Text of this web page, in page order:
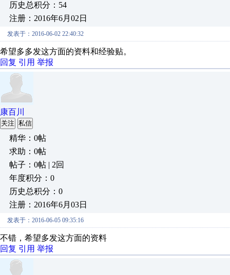
历史总积分：54
注册：2016年6月02日
发表于：2016-06-02 22:40:32
希望多多发这方面的资料和经验贴。
回复 引用 举报
康百川
关注 私信
精华：0帖
求助：0帖
帖子：0帖 | 2回
年度积分：0
历史总积分：0
注册：2016年6月03日
发表于：2016-06-05 09:35:16
不错，希望多发这方面的资料
回复 引用 举报